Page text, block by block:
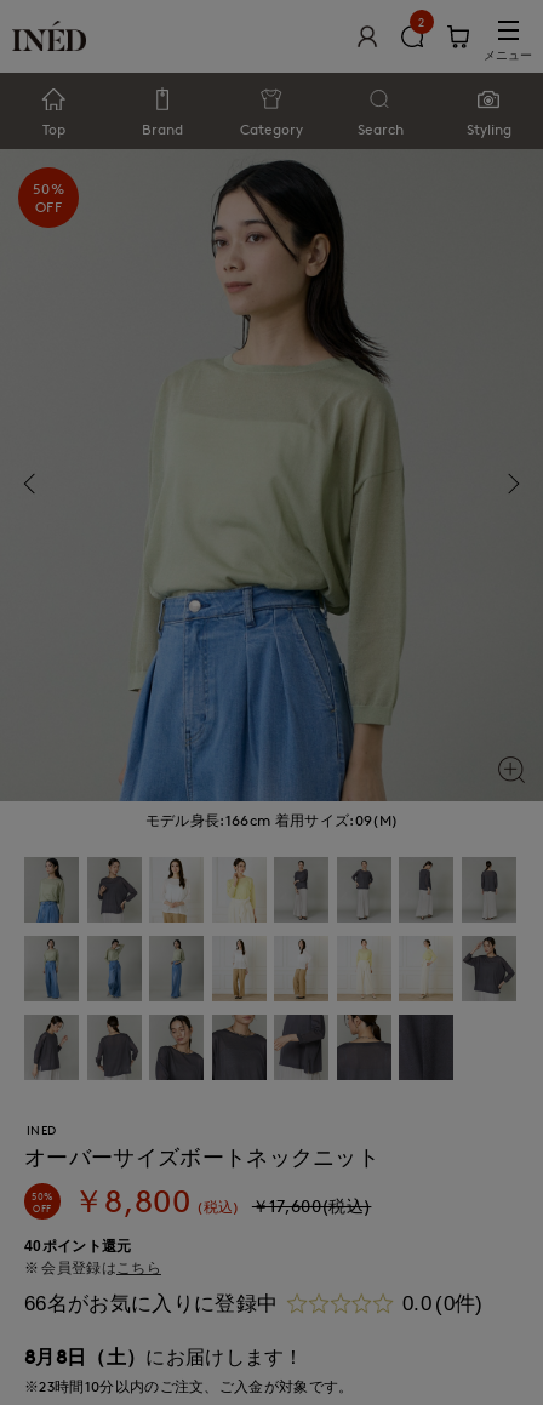
2
メニュー
Top Brand Category Search Styling
モデル身長:166cm 着用サイズ:09(M)
50%
OFF
INED
オーバーサイズボートネックニット
50%
OFF ￥8,800 (税込) ￥17,600(税込)
40ポイント還元
会員登録はこちら
66名がお気に入りに登録中 0.0 (0件)
8月8日（土） にお届けします！
※23時間10分以内のご注文、ご入金が対象です。